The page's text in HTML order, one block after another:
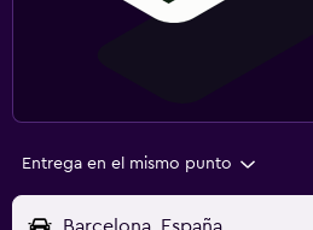
Entrega en el mismo punto